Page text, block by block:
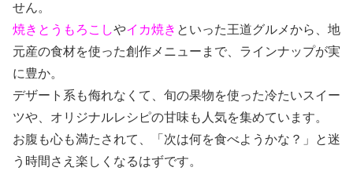
せん。
焼きとうもろこしやイカ焼き といった王道グルメから、地
元産の食材を使った創作メニューまで、ラインナップが実
に豊か。
デザート系も侮れなくて、旬の果物を使った冷たいスイー
ツや、オリジナルレシピの甘味も人気を集めています。
お腹も心も満たされて、「次は何を食べようかな？」と迷
う時間さえ楽しくなるはずです。